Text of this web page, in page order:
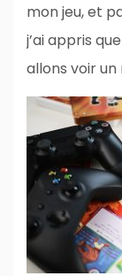
mon jeu, et
j’ai appris
allons voir